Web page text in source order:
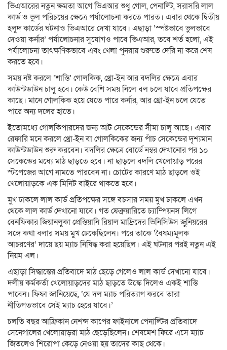
ভিএআরের নতুন ক্ষমতা আগে ভিএআর শুধু গোল, পেনাল্টি, সরাসরি লাল
কার্ড ও ভুল পরিচয়ের ক্ষেত্রে পর্যালোচনা করতে পারত। এবার থেকে দ্বিতীয়
হলুদ কার্ডের ঘটনাও ভিএআরে দেখা যাবে। এছাড়া ‘স্পষ্টভাবে ভুলভাবে
দেওয়া কর্নার’ পর্যালোচনার সুযোগও পাবে ভিএআর, তবে শর্ত হলো, এই
পর্যালোচনা তাৎক্ষণিকভাবে এবং খেলা পুনরায় শুরুতে দেরি না করে শেষ
করতে হবে।
সময় নষ্ট করলে ‘শাস্তি’ গোলকিক, থ্রো-ইন আর বদলির ক্ষেত্রে এবার
কাউন্টডাউন চালু হবে। কেউ বেশি সময় নিলে বল চলে যাবে প্রতিপক্ষের
কাছে। মানে গোলকিক হয়ে যেতে পারে কর্নার, আর থ্রো-ইন চলে যেতে
পারে অন্য দলের হাতে।
ইতোমধ্যে গোলকিপারদের জন্য আট সেকেন্ডের সীমা চালু আছে। এবার
রেফারি মনে করলে থ্রো-ইন বা গোলকিকের জন্য পাঁচ সেকেন্ডের দৃশ্যমান
কাউন্টডাউন শুরু করবেন। বদলির ক্ষেত্রে বোর্ডে নম্বর দেখানোর পর ১০
সেকেন্ডের মধ্যে মাঠ ছাড়তে হবে। না ছাড়লে বদলি খেলোয়াড় পরের
স্টপেজের আগে নামতে পারবেন না। চোটের কারণে মাঠ ছাড়লে ওই
খেলোয়াড়কে এক মিনিট বাইরে থাকতে হবে।
মুখ ঢাকলে লাল কার্ড প্রতিপক্ষের সঙ্গে বচসার সময় মুখ ঢাকলে এখন
থেকে লাল কার্ড দেখানো যাবে। গত ফেব্রুয়ারিতে চ্যাম্পিয়নস লিগে
বেনফিকার জিয়ানলুকা প্রেস্তিয়ানি রিয়াল মাদ্রিদের ভিনিসিউস জুনিয়রের
সঙ্গে কথা বলার সময় মুখ ঢেকেছিলেন। পরে তাকে ‘বৈষম্যমূলক
আচরণের’ দায়ে ছয় ম্যাচ নিষিদ্ধ করা হয়েছিল। এই ঘটনার পরই নতুন এই
নিয়ম এল।
এছাড়া সিদ্ধান্তের প্রতিবাদে মাঠ ছেড়ে গেলেও লাল কার্ড দেখানো যাবে।
দলীয় কর্মকর্তা খেলোয়াড়দের মাঠ ছাড়তে উস্কে দিলেও একই শাস্তি
পাবেন। ফিফা জানিয়েছে, ‘যে দল ম্যাচ পরিত্যাগ করবে তারা
নীতিগতভাবে সেই ম্যাচ হেরে যাবে।’
চলতি বছর আফ্রিকান নেশন্স কাপের ফাইনালে পেনাল্টির প্রতিবাদে
সেনেগালের খেলোয়াড়রা মাঠ ছেড়েছিলেন। শেষমেশ ফিরে এসে ম্যাচ
জিতলেও শিরোপা কেড়ে নেওয়া হয় তাদের কাছ থেকে।